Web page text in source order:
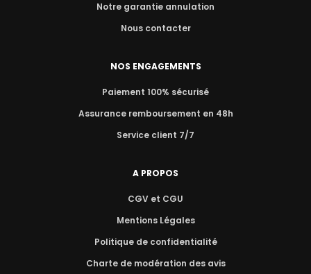
Notre garantie annulation
Nous contacter
NOS ENGAGEMENTS
Paiement 100% sécurisé
Assurance remboursement en 48h
Service client 7/7
A PROPOS
CGV et CGU
Mentions Légales
Politique de confidentialité
Charte de modération des avis